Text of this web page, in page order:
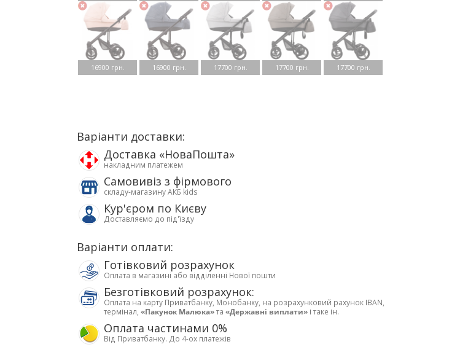
16900 грн. 16900 грн. 17700 грн. 17700 грн. 17700 грн.
Варіанти доставки:
Доставка «НоваПошта»
накладним платежем
Самовивіз з фірмового
складу-магазину АКБ kids
Кур'єром по Києву
Доставляємо до під'їзду
Варіанти оплати:
Готівковий розрахунок
Оплата в магазині або відділенні Нової пошти
Безготівковий розрахунок:
Оплата на карту Приватбанку, Монобанку, на розрахунковий рахунок IBAN,
термінал, «Пакунок Малюка»та «Державні виплати» і таке ін.
Оплата частинами 0%
Від Приватбанку. До 4-ох платежів